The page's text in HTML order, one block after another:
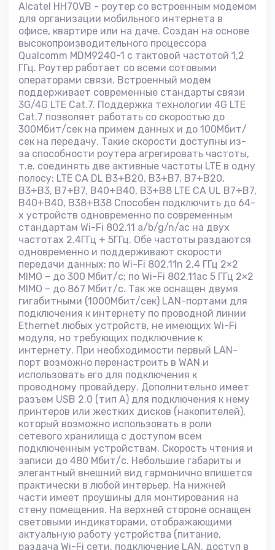
Alcatel HH70VB - роутер со встроенным модемом
для организации мобильного интернета в
офисе, квартире или на даче. Создан на основе
высокопроизводительного процессора
Qualcomm MDM9240-1 с тактовой частотой 1,2
ГГц. Роутер работает со всеми сотовыми
операторами связи. Встроенный модем
поддерживает современные стандарты связи
3G/4G LTE Cat.7. Поддержка технологии 4G LTE
Cat.7 позволяет работать со скоростью до
300Мбит/сек на примем данных и до 100Мбит/
сек на передачу. Такие скорости доступны из-
за способности роутера агрегировать частоты,
т.е. соединять две активные частоты LTE в одну
полосу: LTE CA DL B3+B20, B3+B7, B7+B20,
B3+B3, B7+B7, B40+B40, B3+B8 LTE CA UL B7+B7,
B40+B40, B38+B38 Способен подключить до 64-
х устройств одновременно по современным
стандартам Wi-Fi 802.11 a/b/g/n/ac на двух
частотах 2.4ГГц + 5ГГц. Обе частоты раздаются
одновременно и поддерживают скорости
передачи данных: по Wi-Fi 802.11n 2,4 ГГц 2×2
MIMO – до 300 Мбит/с; по Wi-Fi 802.11ac 5 ГГц 2×2
MIMO – до 867 Мбит/с. Так же оснащен двумя
гигабитными (1000Мбит/сек) LAN-портами для
подключения к интернету по проводной линии
Ethernet любых устройств, не имеющих Wi-Fi
модуля, но требующих подключение к
интернету. При необходимости первый LAN-
порт возможно перенастроить в WAN и
использовать его для подключения к
проводному провайдеру. Дополнительно имеет
разъем USB 2.0 (тип А) для подключения к нему
принтеров или жестких дисков (накопителей),
который возможно использовать в роли
сетевого хранилища с доступом всем
подключенным устройствам. Скорость чтения и
записи до 480 Мбит/с. Небольшие габариты и
элегантный внешний вид гармонично впишется
практически в любой интерьер. На нижней
части имеет проушины для монтирования на
стену помещения. На верхней стороне оснащен
световыми индикаторами, отображающими
актуальную работу устройства (питание,
раздача Wi-Fi сети, подключение LAN, доступ в